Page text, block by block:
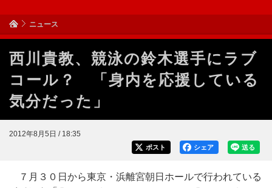
ニュース
西川貴教、競泳の鈴木選手にラブ
コール？ 「身内を応援している
気分だった」
2012年8月5日 / 18:35
送る
シェア
ポスト
７月３０日から東京・浜離宮朝日ホールで行われている